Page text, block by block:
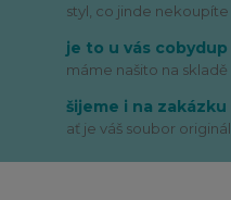
styl, co jinde nekoupíte
je to u vás cobydup
máme našito na skladě
šijeme i na zakázku
ať je váš soubor